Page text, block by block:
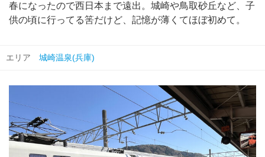
春になったので西日本まで遠出。城崎や鳥取砂丘など、子
供の頃に行ってる筈だけど、記憶が薄くてほぼ初めて。
エリア 城崎温泉(兵庫)